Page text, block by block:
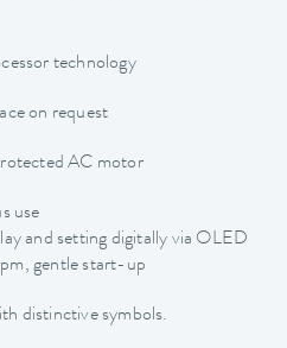
technology
on request
AC motor
use
and setting digitally via OLED
gentle start-up
distinctive symbols.